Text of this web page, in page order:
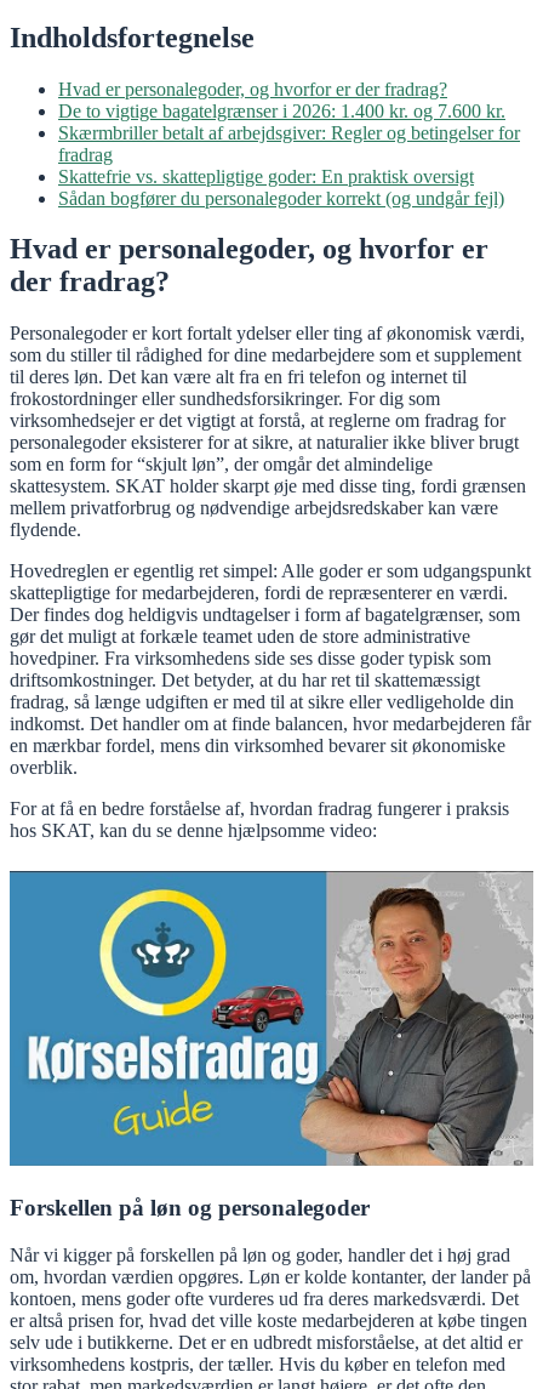
Indholdsfortegnelse
Hvad er personalegoder, og hvorfor er der fradrag?
De to vigtige bagatelgrænser i 2026: 1.400 kr. og 7.600 kr.
Skærmbriller betalt af arbejdsgiver: Regler og betingelser for
fradrag
Skattefrie vs. skattepligtige goder: En praktisk oversigt
Sådan bogfører du personalegoder korrekt (og undgår fejl)
Hvad er personalegoder, og hvorfor er
der fradrag?
Personalegoder er kort fortalt ydelser eller ting af økonomisk værdi,
som du stiller til rådighed for dine medarbejdere som et supplement
til deres løn. Det kan være alt fra en fri telefon og internet til
frokostordninger eller sundhedsforsikringer. For dig som
virksomhedsejer er det vigtigt at forstå, at reglerne om fradrag for
personalegoder eksisterer for at sikre, at naturalier ikke bliver brugt
som en form for “skjult løn”, der omgår det almindelige
skattesystem. SKAT holder skarpt øje med disse ting, fordi grænsen
mellem privatforbrug og nødvendige arbejdsredskaber kan være
flydende.
Hovedreglen er egentlig ret simpel: Alle goder er som udgangspunkt
skattepligtige for medarbejderen, fordi de repræsenterer en værdi.
Der findes dog heldigvis undtagelser i form af bagatelgrænser, som
gør det muligt at forkæle teamet uden de store administrative
hovedpiner. Fra virksomhedens side ses disse goder typisk som
driftsomkostninger. Det betyder, at du har ret til skattemæssigt
fradrag, så længe udgiften er med til at sikre eller vedligeholde din
indkomst. Det handler om at finde balancen, hvor medarbejderen får
en mærkbar fordel, mens din virksomhed bevarer sit økonomiske
overblik.
For at få en bedre forståelse af, hvordan fradrag fungerer i praksis
hos SKAT, kan du se denne hjælpsomme video:
Forskellen på løn og personalegoder
Når vi kigger på forskellen på løn og goder, handler det i høj grad
om, hvordan værdien opgøres. Løn er kolde kontanter, der lander på
kontoen, mens goder ofte vurderes ud fra deres markedsværdi. Det
er altså prisen for, hvad det ville koste medarbejderen at købe tingen
selv ude i butikkerne. Det er en udbredt misforståelse, at det altid er
virksomhedens kostpris, der tæller. Hvis du køber en telefon med